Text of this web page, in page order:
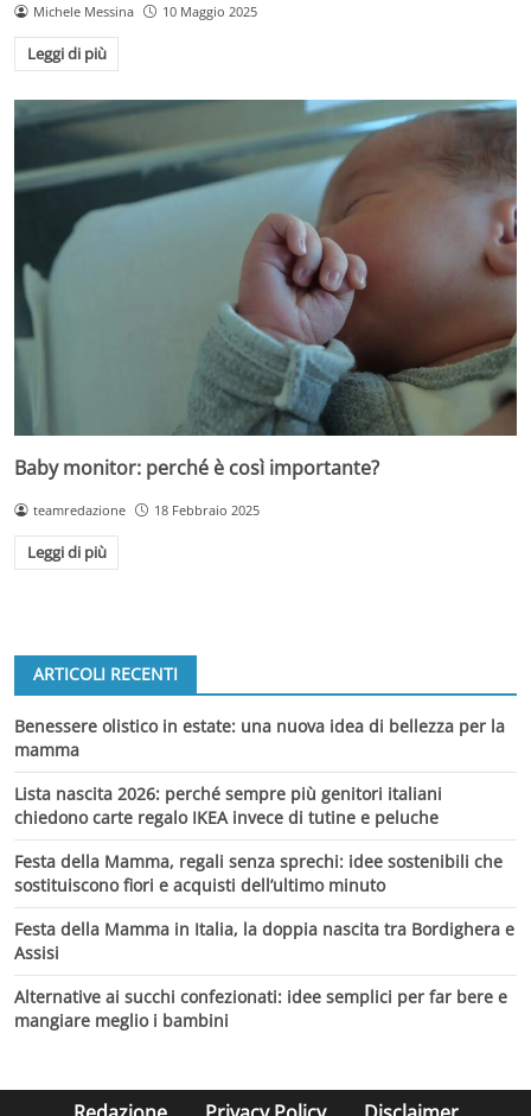
Michele Messina 10 Maggio 2025
Leggi di più
Baby monitor: perché è così importante?
teamredazione 18 Febbraio 2025
Leggi di più
ARTICOLI RECENTI
Benessere olistico in estate: una nuova idea di bellezza per la
mamma
Lista nascita 2026: perché sempre più genitori italiani
chiedono carte regalo IKEA invece di tutine e peluche
Festa della Mamma, regali senza sprechi: idee sostenibili che
sostituiscono fiori e acquisti dell’ultimo minuto
Festa della Mamma in Italia, la doppia nascita tra Bordighera e
Assisi
Alternative ai succhi confezionati: idee semplici per far bere e
mangiare meglio i bambini